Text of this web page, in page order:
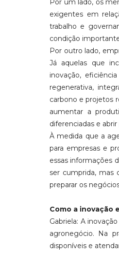
Por um lado, os
exigentes em
trabalho e
condição
Por outro lado,
Já aquelas que
inovação,
regenerativa,
carbono e projetos
aumentar a
diferenciadas e
À medida que a
para empresas e
essas informações
ser cumprida, mas
preparar os
Como a inovação
Gabriela: A
agronegócio. Na
disponíveis e